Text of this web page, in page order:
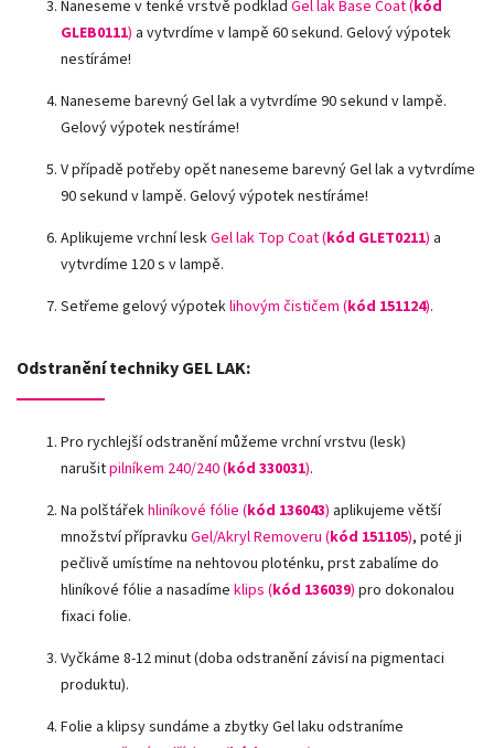
Naneseme v tenké vrstvě podklad Gel lak Base Coat (kód
GLEB0111) a vytvrdíme v lampě 60 sekund. Gelový výpotek
nestíráme!
Naneseme barevný Gel lak a vytvrdíme 90 sekund v lampě.
Gelový výpotek nestíráme!
V případě potřeby opět naneseme barevný Gel lak a vytvrdíme
90 sekund v lampě. Gelový výpotek nestíráme!
Aplikujeme vrchní leskGel lak Top Coat (kód GLET0211) a
vytvrdíme 120 s v lampě.
Setřeme gelový výpoteklihovým čističem (kód 151124).
Odstranění techniky GEL LAK:
Pro rychlejší odstranění můžeme vrchní vrstvu (lesk)
narušitpilníkem 240/240 (kód 330031).
Na polštářekhliníkové fólie (kód 136043) aplikujeme větší
množství přípravku Gel/Akryl Removeru (kód 151105), poté ji
pečlivě umístíme na nehtovou ploténku, prst zabalíme do
hliníkové fólie a nasadíme klips (kód 136039) pro dokonalou
fixaci folie.
Vyčkáme 8-12 minut (doba odstranění závisí na pigmentaci
produktu).
Folie a klipsy sundáme a zbytky Gel laku odstraníme